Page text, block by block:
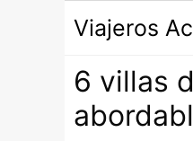
Viajeros
6 villas